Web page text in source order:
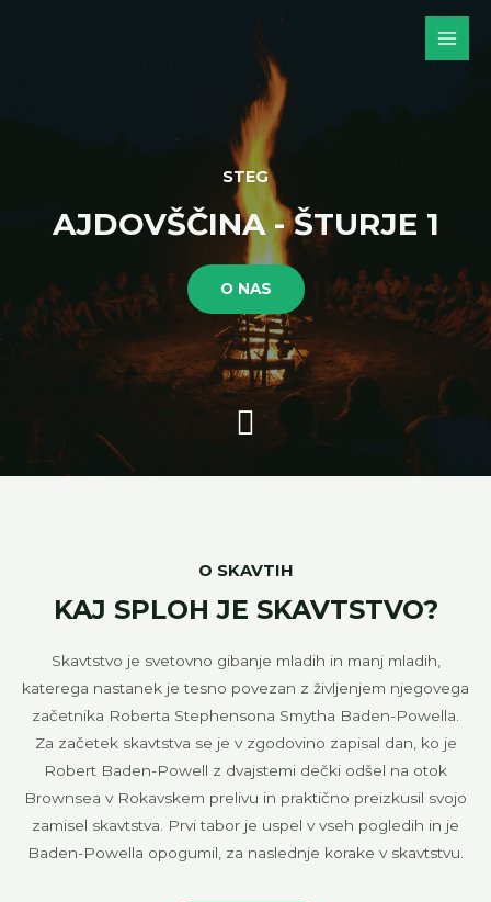
STEG
AJDOVŠČINA - ŠTURJE 1
O NAS
O SKAVTIH
KAJ SPLOH JE SKAVTSTVO?
Skavtstvo je svetovno gibanje mladih in manj mladih,
katerega nastanek je tesno povezan z življenjem njegovega
začetnika Roberta Stephensona Smytha Baden-Powella.
Za začetek skavtstva se je v zgodovino zapisal dan, ko je
Robert Baden-Powell z dvajstemi dečki odšel na otok
Brownsea v Rokavskem prelivu in praktično preizkusil svojo
zamisel skavtstva. Prvi tabor je uspel v vseh pogledih in je
Baden-Powella opogumil, za naslednje korake v skavtstvu.